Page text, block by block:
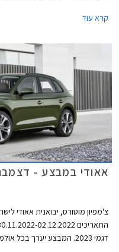
התאריכים 01.03.2023 ועד 03.03.2023.
קרא עוד
אאודי במבצע - דצמבר
דגמי 2023. המבצע יערך בכל אולמות התצוגה של אאודי בישראל.